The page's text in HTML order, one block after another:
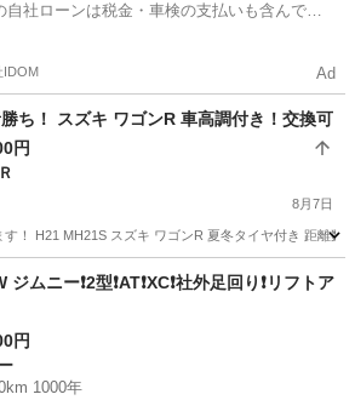
自社ローンは税金・車検の支払いも含んでい
IDOM Ad
ち！ スズキ ワゴンR 車高調付き！交換可
円
8月7日
！ H21 MH21S スズキ ワゴンR 夏冬タイヤ付き 距離
ワゴンＲ
ムニー❗️2型❗️AT❗️XC❗️社外足回り❗️リフトア
円
1000年